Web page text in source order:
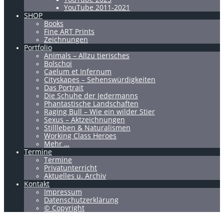
YouTube 2011-2021
SHOP
Books
Fine ART Prints
Zeichnungen
Portfolio
Animals – Allzu tierisches
Bolschoi
Caelum et Infernum
Cityskapes – Sehenswürdigkeiten
Das Portrait
Die Schuhe der Jedermanns
Phantastische Landschaften
Raging Bull – Wie ein wilder Stier
Sexus – Aktzeichnungen
Stillleben & Naturalismen
Working Class Heroes
Mehr …
Termine
Termine
Privatunterricht
Aktuelles u. Archiv
Kontakt
Impressum
Datenschutzerklärung
© Copyright